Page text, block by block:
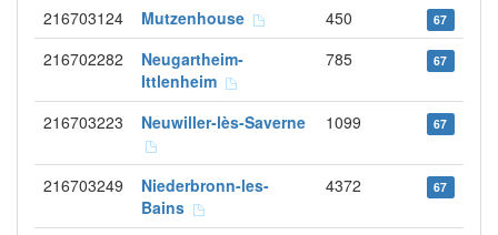
216703124 Mutzenhouse 450 67
216702282
Neugartheim-
Ittlenheim
785 67
216703223 Neuwiller-lès-Saverne 1099 67
216703249
Niederbronn-les-
Bains
4372 67